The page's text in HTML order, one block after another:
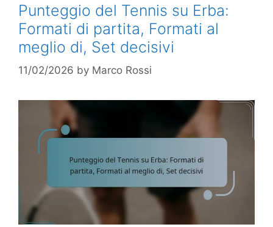
Punteggio del Tennis su Erba:
Formati di partita, Formati al
meglio di, Set decisivi
11/02/2026 by Marco Rossi